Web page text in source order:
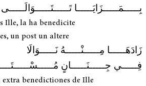
بِـــــمَـــــزَايَـــــا تَـــــتَـــــوَالَـــــى
Ille, la ha benedicite
un post un altere
زَادَهَـــــا مِـــــنْـــــهُ نَـــــوَالَا
فِـــــي جِـــــنَـــــانٍ
benedictiones de Ille